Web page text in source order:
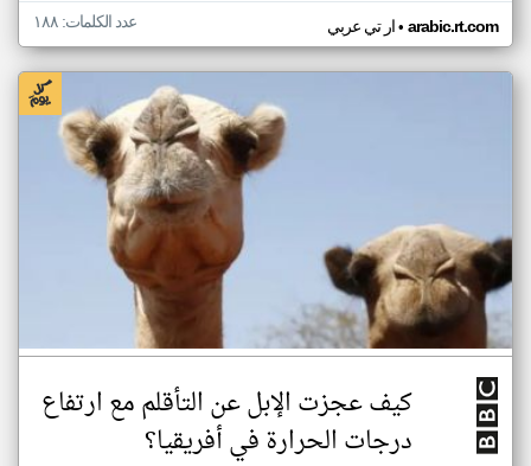
ار تي عربي• arabic.rt.com عدد الكلمات: ١٨٨
كيف عجزت الإبل عن التأقلم مع ارتفاع
درجات الحرارة في أفريقيا؟